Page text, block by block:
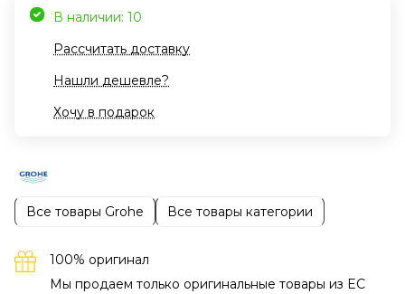
В наличии: 10
Рассчитать доставку
Нашли дешевле?
Хочу в подарок
Все товары Grohe Все товары категории
100% оригинал
Мы продаем только оригинальные товары из EC